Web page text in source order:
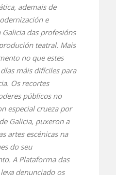
ademais de
e
das profesións
teatral. Mais
no que estes
máis difíciles para
Os recortes
públicos no
especial crueza por
Galicia, puxeron a
artes escénicas na
do seu
A Plataforma das
denunciado os